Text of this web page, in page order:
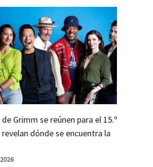
Grimm se reúnen para el 15.º
dónde se encuentra la